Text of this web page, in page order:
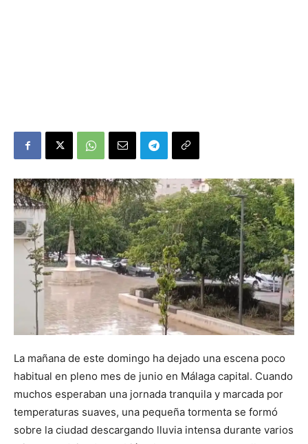
La mañana de este domingo ha dejado una escena poco
habitual en pleno mes de junio en Málaga capital. Cuando
muchos esperaban una jornada tranquila y marcada por
temperaturas suaves, una pequeña tormenta se formó
sobre la ciudad descargando lluvia intensa durante varios